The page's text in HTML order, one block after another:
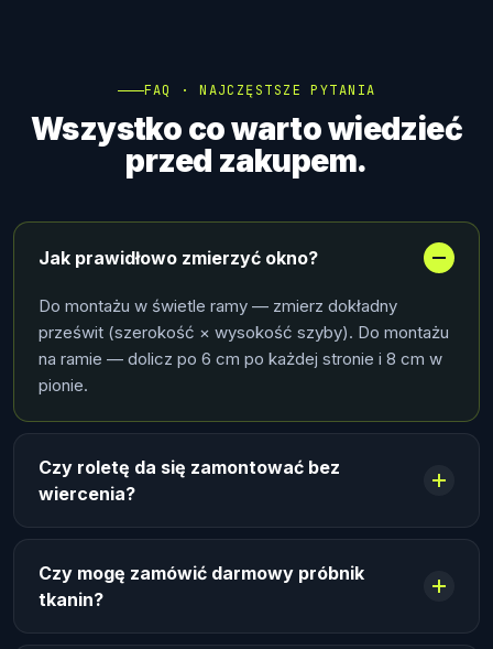
FAQ · NAJCZĘSTSZE PYTANIA
Wszystko co warto wiedzieć
przed zakupem.
Jak prawidłowo zmierzyć okno?
Do montażu w świetle ramy — zmierz dokładny
prześwit (szerokość × wysokość szyby). Do montażu
na ramie — dolicz po 6 cm po każdej stronie i 8 cm w
pionie.
Czy roletę da się zamontować bez
wiercenia?
Czy mogę zamówić darmowy próbnik
tkanin?